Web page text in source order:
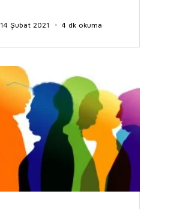
14 Şubat 2021 4 dk okuma